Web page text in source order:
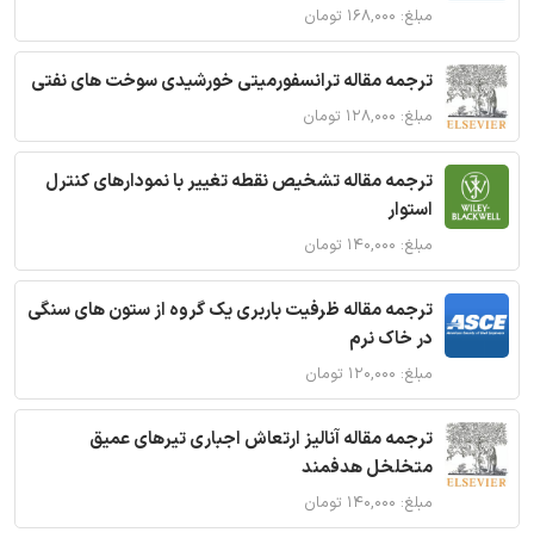
مبلغ: ۱۶۸,۰۰۰ تومان
ترجمه مقاله ترانسفورمیتی خورشیدی سوخت های نفتی
مبلغ: ۱۲۸,۰۰۰ تومان
ترجمه مقاله تشخیص نقطه تغییر با نمودارهای کنترل
استوار
مبلغ: ۱۴۰,۰۰۰ تومان
ترجمه مقاله ظرفیت باربری یک گروه از ستون های سنگی
در خاک نرم
مبلغ: ۱۲۰,۰۰۰ تومان
ترجمه مقاله آنالیز ارتعاش اجباری تیرهای عمیق
متخلخل هدفمند
مبلغ: ۱۴۰,۰۰۰ تومان